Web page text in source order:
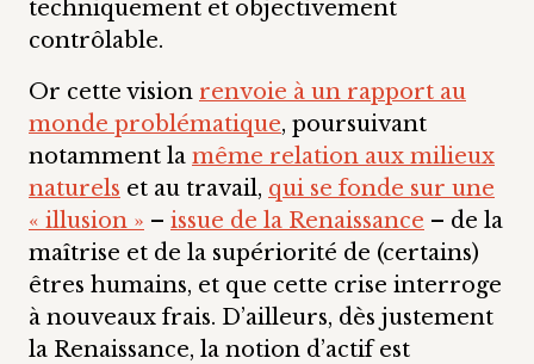
techniquement et objectivement
contrôlable.
Or cette vision renvoie à un rapport au
monde problématique, poursuivant
notamment la même relation aux milieux
naturels et au travail, qui se fonde sur une
« illusion » – issue de la Renaissance – de la
maîtrise et de la supériorité de (certains)
êtres humains, et que cette crise interroge
à nouveaux frais. D’ailleurs, dès justement
la Renaissance, la notion d’actif est